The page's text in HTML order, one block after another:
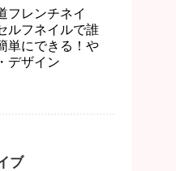
フレンチネイ
ルフネイルで誰
単にできる！や
デザイン
ブ